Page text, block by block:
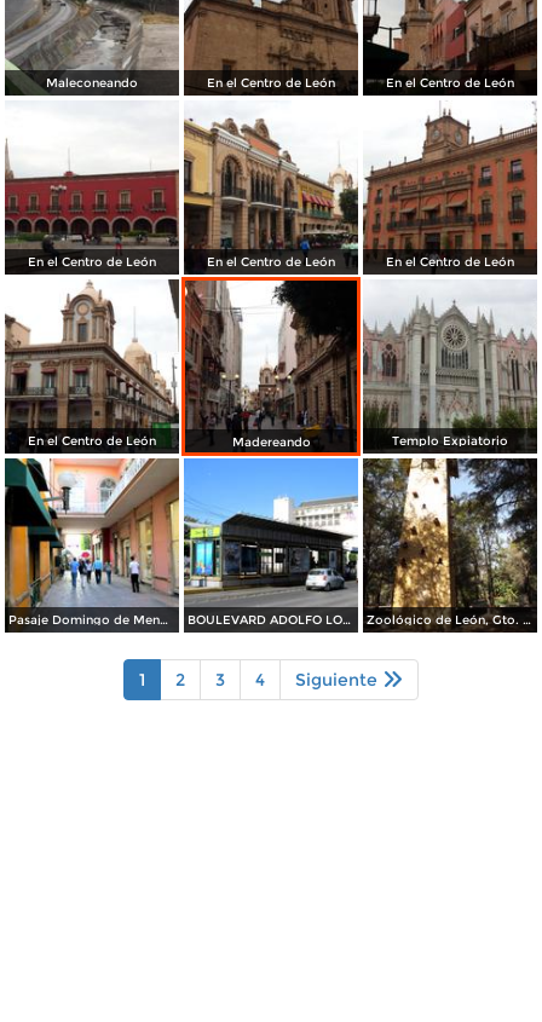
Maleconeando En el Centro de León En el Centro de León
En el Centro de León En el Centro de León En el Centro de León
En el Centro de León Madereando Templo Expiatorio
Pasaje Domingo de Mendiola BOULEVARD ADOLFO LOPEZ MATEOS Zoológico de León, Gto. Noviembre/2012
1 2 3 4 Siguiente